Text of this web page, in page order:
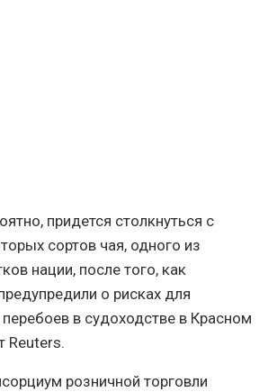
придется столкнуться с
сортов чая, одного из
нации, после того, как
о рисках для
в судоходстве в Красном
Reuters.
розничной торговли